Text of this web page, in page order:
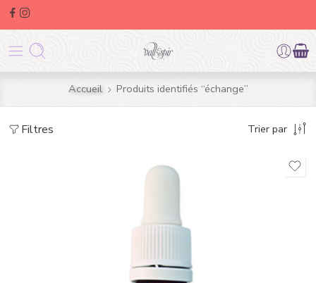
Accueil Produits identifiés “échange”
Filtres Trier par